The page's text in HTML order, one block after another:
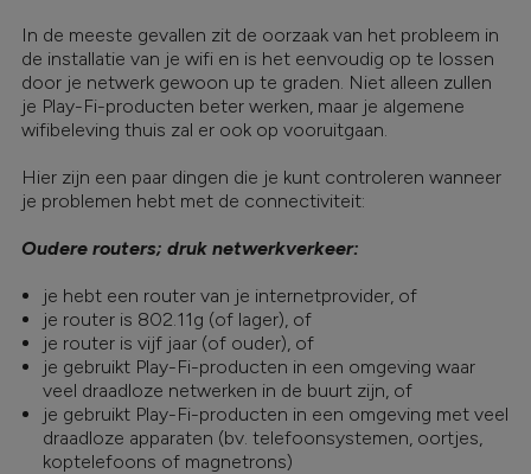
In de meeste gevallen zit de oorzaak van het probleem in
de installatie van je wifi en is het eenvoudig op te lossen
door je netwerk gewoon up te graden. Niet alleen zullen
je Play-Fi-producten beter werken, maar je algemene
wifibeleving thuis zal er ook op vooruitgaan.
Hier zijn een paar dingen die je kunt controleren wanneer
je problemen hebt met de connectiviteit:
Oudere routers; druk netwerkverkeer:
je hebt een router van je internetprovider, of
je router is 802.11g (of lager), of
je router is vijf jaar (of ouder), of
je gebruikt Play-Fi-producten in een omgeving waar
veel draadloze netwerken in de buurt zijn, of
je gebruikt Play-Fi-producten in een omgeving met veel
draadloze apparaten (bv. telefoonsystemen, oortjes,
koptelefoons of magnetrons)